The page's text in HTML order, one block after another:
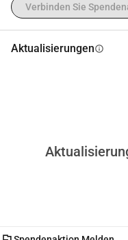
Verbinden Sie
Aktualisierungeninfo